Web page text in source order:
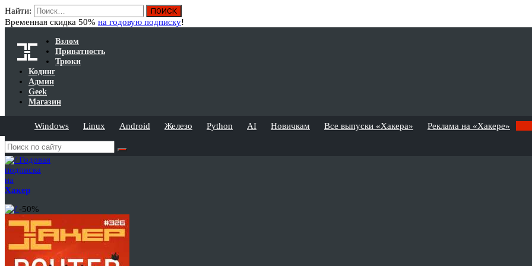
Найти:
Временная скидка 50% на годовую подписку!
Взлом
Приватность
Трюки
Кодинг
Админ
Geek
Магазин
Windows Linux Android Железо Python AI Новичкам Все выпуски «Хакера» Реклама на «Хакере»
Годовая
подписка
на
Хакер
-50%